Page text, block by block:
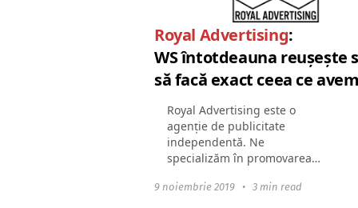
Royal Advertising:
WS întotdeauna reușește
să facă exact ceea ce
Royal Advertising este o
agenție de publicitate
independentă. Ne
specializăm în promovarea
datorită metodei noastre
9 noiembrie 2019 • 3 min read